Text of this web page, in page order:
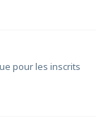
pour les inscrits